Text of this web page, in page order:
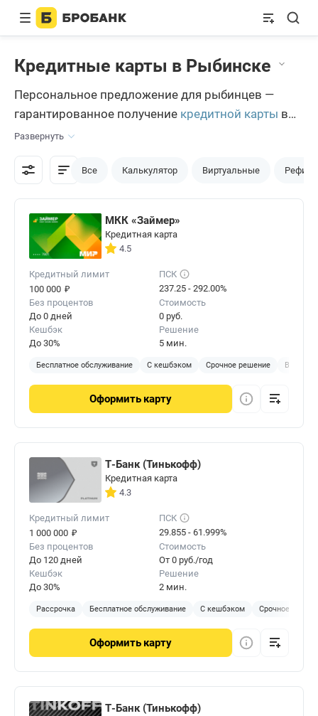
Кредитные карты в Рыбинске
Персональное предложение для рыбинцев —
гарантированное получение кредитной карты в
Рыбинске, но при помощи портала Бробанк.ру.
Чтобы использование портала стало
максимально эффективным, рекомендуется
Развернуть
Все Калькулятор Виртуальные
МКК «Займер»
Кредитная карта
4.5
Кредитный лимит
100 000 ₽
ПСК
237.25 - 292.00%
Без процентов
До 0 дней
Стоимость
0 руб.
Кешбэк
До 30%
Решение
5 мин.
Бесплатное обслуживание С кешбэком Срочное решение
Оформить карту
Т-Банк (Тинькофф)
Кредитная карта
4.3
Кредитный лимит
1 000 000 ₽
ПСК
29.855 - 61.999%
Без процентов
До 120 дней
Стоимость
От 0 руб./год
Кешбэк
До 30%
Решение
2 мин.
Рассрочка Бесплатное обслуживание С кешбэком Срочное
Оформить карту
Т-Банк (Тинькофф)